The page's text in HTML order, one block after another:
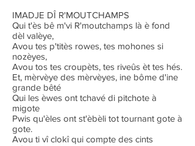
IMADJE DÎ R'MOUTCHAMPS
Qui t'ès bê m'vi R'moutchamps là è fond
dèl valèye,
Avou tes p'titès rowes, tes mohones si
nozèyes,
Avou tos tes croupèts, tes riveûs èt tes hés.
Et, mèrvèye des mèrvèyes, ine bôme d'ine
grande bêté
Qui les èwes ont tchavé di pitchote à
migote
Pwis qu'èles ont st'èbèli tot tournant gote à
gote.
Avou ti vî clokî qui compte des cints